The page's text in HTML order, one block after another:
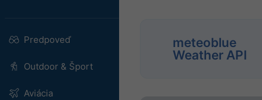
Predpoveď
Outdoor & Šport
Aviácia
meteoblue
Weather API